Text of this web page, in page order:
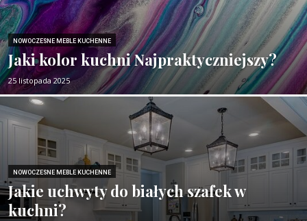
NOWOCZESNE MEBLE KUCHENNE
Jaki kolor kuchni Najpraktyczniejszy?
25 listopada 2025
NOWOCZESNE MEBLE KUCHENNE
Jakie uchwyty do białych szafek w
kuchni?